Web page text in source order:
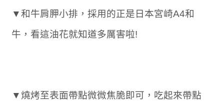
▼和牛肩胛小排，採用的正是日本宮崎A4和
牛，看這油花就知道多厲害啦!
▼燒烤至表面帶點微微焦脆即可，吃起來帶點